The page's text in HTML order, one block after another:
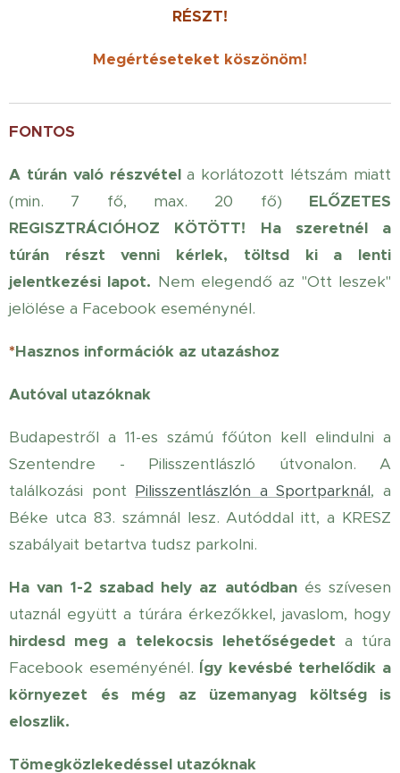
RÉSZT!
Megértéseteket köszönöm!
FONTOS
A túrán való részvétela korlátozott létszám miatt
(min. 7 fő, max. 20 fő) ELŐZETES
REGISZTRÁCIÓHOZ KÖTÖTT!
Ha szeretnél a
túrán részt venni kérlek, töltsd ki a lenti
jelentkezési lapot. Nem elegendő az "Ott leszek"
jelölése a Facebook eseménynél.
*Hasznos információk az utazáshoz
Autóval utazóknak
Budapestről a 11-es számú főúton kell elindulni a
Szentendre - Pilisszentlászló útvonalon. A
találkozási pont Pilisszentlászlón a Sportparknál, a
Béke utca 83. számnál lesz. Autóddal itt, a KRESZ
szabályait betartva tudsz parkolni.
Ha van 1-2 szabad hely az autódbanés szívesen
utaznál együtt a túrára érkezőkkel, javaslom, hogy
hirdesd meg a telekocsis lehetőségedet a túra
Facebook eseményénél. Így kevésbé terhelődik a
környezet és még az üzemanyag költség is
eloszlik.
Tömegközlekedéssel utazóknak